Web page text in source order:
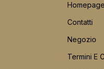
Homepage
Contatti
Negozio
Termini E